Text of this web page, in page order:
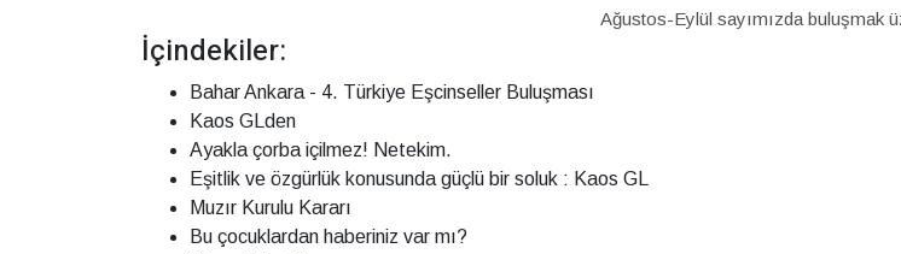
Ağustos-Eylül sayımızda buluşmak
İçindekiler:
Bahar Ankara - 4. Türkiye Eşcinseller Buluşması
Kaos GLden
Ayakla çorba içilmez! Netekim.
Eşitlik ve özgürlük konusunda güçlü bir soluk : Kaos GL
Muzır Kurulu Kararı
Bu çocuklardan haberiniz var mı?